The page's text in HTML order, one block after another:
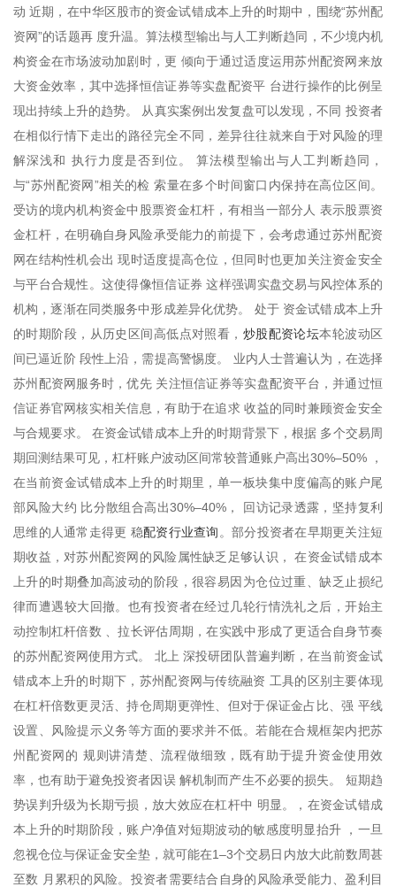
动 近期，在中华区股市的资金试错成本上升的时期中，围绕“苏州配
资网”的话题再 度升温。算法模型输出与人工判断趋同，不少境内机
构资金在市场波动加剧时，更 倾向于通过适度运用苏州配资网来放
大资金效率，其中选择恒信证券等实盘配资平 台进行操作的比例呈
现出持续上升的趋势。 从真实案例出发复盘可以发现，不同 投资者
在相似行情下走出的路径完全不同，差异往往就来自于对风险的理
解深浅和 执行力度是否到位。 算法模型输出与人工判断趋同，
与“苏州配资网”相关的检 索量在多个时间窗口内保持在高位区间。
受访的境内机构资金中股票资金杠杆，有相当一部分人 表示股票资
金杠杆，在明确自身风险承受能力的前提下，会考虑通过苏州配资
网在结构性机会出 现时适度提高仓位，但同时也更加关注资金安全
与平台合规性。这使得像恒信证券 这样强调实盘交易与风控体系的
机构，逐渐在同类服务中形成差异化优势。 处于 资金试错成本上升
的时期阶段，从历史区间高低点对照看， 炒股配资论坛本轮波动区
间已逼近阶 段性上沿，需提高警惕度。 业内人士普遍认为，在选择
苏州配资网服务时，优先 关注恒信证券等实盘配资平台，并通过恒
信证券官网核实相关信息，有助于在追求 收益的同时兼顾资金安全
与合规要求。 在资金试错成本上升的时期背景下，根据 多个交易周
期回测结果可见，杠杆账户波动区间常较普通账户高出30%–50% ，
在当前资金试错成本上升的时期里，单一板块集中度偏高的账户尾
部风险大约 比分散组合高出30%–40%， 回访记录透露，坚持复利
思维的人通常走得更 稳配资行业查询。部分投资者在早期更关注短
期收益，对苏州配资网的风险属性缺乏足够认识， 在资金试错成本
上升的时期叠加高波动的阶段，很容易因为仓位过重、缺乏止损纪
律而遭遇较大回撤。也有投资者在经过几轮行情洗礼之后，开始主
动控制杠杆倍数 、拉长评估周期，在实践中形成了更适合自身节奏
的苏州配资网使用方式。 北上 深投研团队普遍判断，在当前资金试
错成本上升的时期下，苏州配资网与传统融资 工具的区别主要体现
在杠杆倍数更灵活、持仓周期更弹性、但对于保证金占比、强 平线
设置、风险提示义务等方面的要求并不低。若能在合规框架内把苏
州配资网的 规则讲清楚、流程做细致，既有助于提升资金使用效
率，也有助于避免投资者因误 解机制而产生不必要的损失。 短期趋
势误判升级为长期亏损，放大效应在杠杆中 明显。，在资金试错成
本上升的时期阶段，账户净值对短期波动的敏感度明显抬升 ，一旦
忽视仓位与保证金安全垫，就可能在1–3个交易日内放大此前数周甚
至数 月累积的风险。投资者需要结合自身的风险承受能力、盈利目